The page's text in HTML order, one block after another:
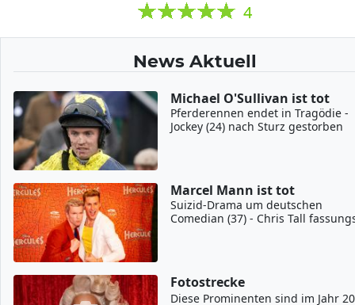
4
News Aktuell
Michael O'Sullivan ist tot
Pferderennen endet in Tragödie -
Jockey (24) nach Sturz gestorben
Marcel Mann ist tot
Suizid-Drama um deutschen
Comedian (37) - Chris Tall
Fotostrecke
Diese Prominenten sind im Jahr